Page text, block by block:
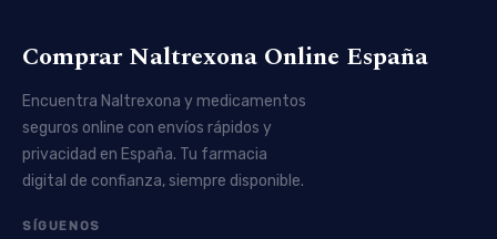
Comprar Naltrexona Online España
Encuentra Naltrexona y medicamentos
seguros online con envíos rápidos y
privacidad en España. Tu farmacia
digital de confianza, siempre disponible.
SÍGUENOS